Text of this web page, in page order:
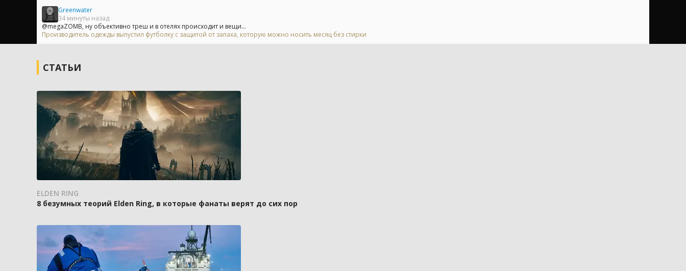
Greenwater
34 минуты назад
@megaZOMB, ну объективно треш и в отелях происходит и вещи...
Производитель одежды выпустил футболку с защитой от запаха, которую можно носить месяц без стирки
СТАТЬИ
ELDEN RING
8 безумных теорий Elden Ring, в которые фанаты верят до сих пор